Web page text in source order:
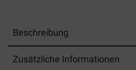
Beschreibung
Zusätzliche Informationen